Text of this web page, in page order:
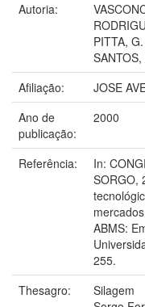
Autoria:
PITTA,
SANTOS,
Afiliação:
JOSE
Ano de
publicação:
2000
Referência:
In:
SORGO,
ABMS:
255.
Thesagro:
Silagem